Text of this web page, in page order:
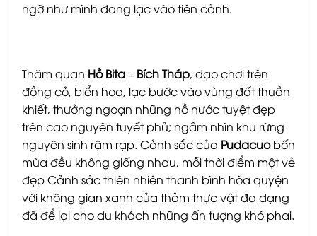
ngỡ như mình đang lạc vào tiên cảnh.
Thăm quan Hồ Bita – Bích Tháp, dạo chơi trên
đồng cỏ, biển hoa, lạc bước vào vùng đất thuần
khiết, thưởng ngoạn những hồ nước tuyệt đẹp
trên cao nguyên tuyết phủ; ngắm nhìn khu rừng
nguyên sinh rậm rạp. Cảnh sắc của Pudacuobốn
mùa đều không giống nhau, mỗi thời điểm một vẻ
đẹp Cảnh sắc thiên nhiên thanh bình hòa quyện
với không gian xanh của thảm thực vật đa dạng
đã để lại cho du khách những ấn tượng khó phai.